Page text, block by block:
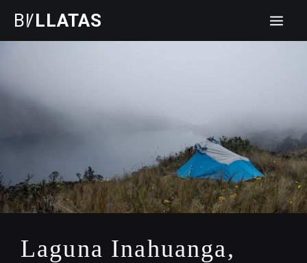
BIALIK
BLK/LLATAS
Laguna Inahuanga,